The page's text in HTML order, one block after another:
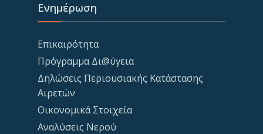
Ενημέρωση
Επικαιρότητα
Πρόγραμμα Δι@ύγεια
Δηλώσεις Περιουσιακής Κατάστασης
Αιρετών
Οικονομικά Στοιχεία
Αναλύσεις Νερού